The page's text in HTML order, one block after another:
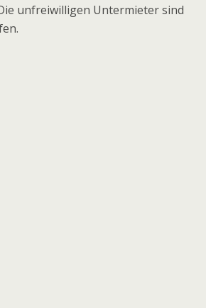
unfreiwilligen Untermieter sind